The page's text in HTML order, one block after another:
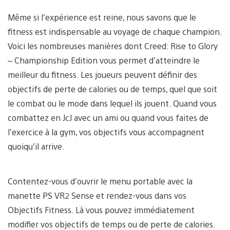
Même si l’expérience est reine, nous savons que le
fitness est indispensable au voyage de chaque champion.
Voici les nombreuses manières dont Creed: Rise to Glory
– Championship Edition vous permet d’atteindre le
meilleur du fitness. Les joueurs peuvent définir des
objectifs de perte de calories ou de temps, quel que soit
le combat ou le mode dans lequel ils jouent. Quand vous
combattez en JcJ avec un ami ou quand vous faites de
l’exercice à la gym, vos objectifs vous accompagnent
quoiqu’il arrive.
Contentez-vous d’ouvrir le menu portable avec la
manette PS VR2 Sense et rendez-vous dans vos
Objectifs Fitness. Là vous pouvez immédiatement
modifier vos objectifs de temps ou de perte de calories.